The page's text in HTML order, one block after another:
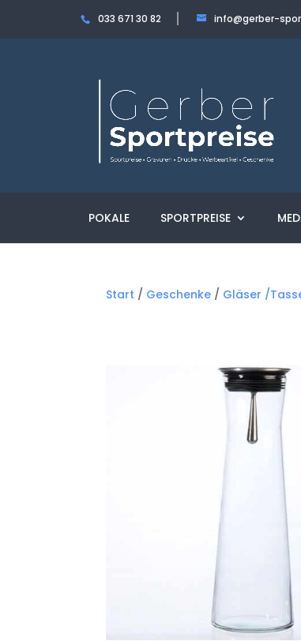
033 671 30 82 info@gerber-
POKALE SPORTPREISE
Start / Geschenke / Gläser /